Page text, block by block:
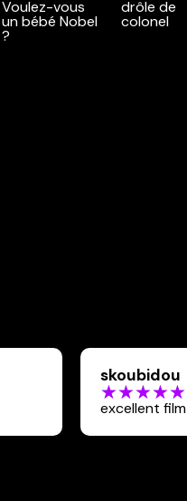
skoubidou
excellent film